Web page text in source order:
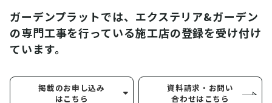
ガーデンプラットでは、エクステリア&ガーデン
の専門工事を行っている施工店の登録を受け付け
ています。
掲載のお申し込み
はこちら
資料請求・お問い
合わせはこちら